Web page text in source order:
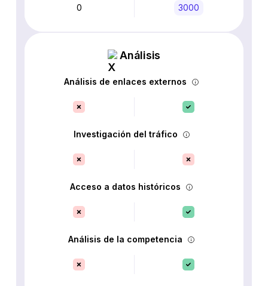
0 3000
Análisis
Análisis de enlaces externos
Investigación del tráfico
Acceso a datos históricos
Análisis de la competencia